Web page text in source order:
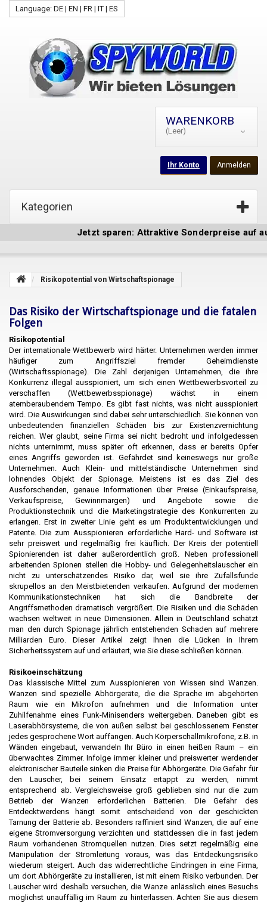
Language: DE | EN | FR | IT | ES
WARENKORB
(Leer)
Anmelden
Ihr Konto
Kategorien
Jetzt sparen: Attraktive Sonderpreise auf
Risikopotential von Wirtschaftspionage
Das Risiko der Wirtschaftspionage und die fatalen
Folgen
Risikopotential
Der internationale Wettbewerb wird härter. Unternehmen werden immer
häufiger zum Angriffsziel fremder Geheimdienste
(Wirtschaftsspionage). Die Zahl derjenigen Unternehmen, die ihre
Konkurrenz illegal ausspioniert, um sich einen Wettbewerbsvorteil zu
verschaffen (Wettbewerbsspionage) wächst in einem
atemberaubendem Tempo. Es gibt fast nichts, was nicht ausspioniert
wird. Die Auswirkungen sind dabei sehr unterschiedlich. Sie können von
unbedeutenden finanziellen Schäden bis zur Existenzvernichtung
reichen. Wer glaubt, seine Firma sei nicht bedroht und infolgedessen
nichts unternimmt, muss später oft erkennen, dass er bereits Opfer
eines Angriffs geworden ist. Gefährdet sind keineswegs nur große
Unternehmen. Auch Klein- und mittelständische Unternehmen sind
lohnendes Objekt der Spionage. Meistens ist es das Ziel des
Ausforschenden, genaue Informationen über Preise (Einkaufspreise,
Verkaufspreise, Gewinnmargen) und Angebote sowie die
Produktionstechnik und die Marketingstrategie des Konkurrenten zu
erlangen. Erst in zweiter Linie geht es um Produktentwicklungen und
Patente. Die zum Ausspionieren erforderliche Hard- und Software ist
sehr preiswert und regelmäßig frei käuflich. Der Kreis der potentiell
Spionierenden ist daher außerordentlich groß. Neben professionell
arbeitenden Spionen stellen die Hobby- und Gelegenheitslauscher ein
nicht zu unterschätzendes Risiko dar, weil sie ihre Zufallsfunde
skrupellos an den Meistbietenden verkaufen. Aufgrund der modernen
Kommunikationstechniken hat sich die Bandbreite der
Angriffsmethoden dramatisch vergrößert. Die Risiken und die Schäden
wachsen weltweit in neue Dimensionen. Allein in Deutschland schätzt
man den durch Spionage jährlich entstehenden Schaden auf mehrere
Milliarden Euro. Dieser Artikel zeigt Ihnen die Lücken in Ihrem
Sicherheitssystem auf und erläutert, wie Sie diese schließen können.
Risikoeinschätzung
Das klassische Mittel zum Ausspionieren von Wissen sind Wanzen.
Wanzen sind spezielle Abhörgeräte, die die Sprache im abgehörten
Raum wie ein Mikrofon aufnehmen und die Information unter
Zuhilfenahme eines Funk-Minisenders weitergeben. Daneben gibt es
Laserabhörsysteme, die von außen selbst bei geschlossenem Fenster
jedes gesprochene Wort auffangen. Auch Körperschallmikrofone, z.B. in
Wänden eingebaut, verwandeln Ihr Büro in einen heißen Raum – ein
überwachtes Zimmer. Infolge immer kleiner und preiswerter werdender
elektronischer Bauteile sinken die Preise für Abhörgeräte. Die Gefahr für
den Lauscher, bei seinem Einsatz ertappt zu werden, nimmt
entsprechend ab. Vergleichsweise groß geblieben sind nur die zum
Betrieb der Wanzen erforderlichen Batterien. Die Gefahr des
Entdecktwerdens hängt somit entscheidend von der geschickten
Tarnung der Batterie ab. Besonders raffiniert sind Wanzen, die auf eine
eigene Stromversorgung verzichten und stattdessen die in fast jedem
Raum vorhandenen Stromquellen nutzen. Dies setzt regelmäßig eine
Manipulation der Stromleitung voraus, was das Entdeckungsrisiko
wiederum steigert. Auch das widerrechtliche Eindringen in eine Firma,
um dort Abhörgeräte zu installieren, ist mit einem Risiko verbunden. Der
Lauscher wird deshalb versuchen, die Wanze anlässlich eines Besuchs
möglichst unauffällig im Raum zu hinterlassen. Achten Sie aus diesem